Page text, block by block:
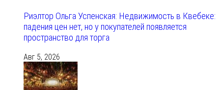
Риэлтор Ольга Успенская: Недвижимость в Квебеке:
падения цен нет, но у покупателей появляется
пространство для торга
Авг 5, 2026